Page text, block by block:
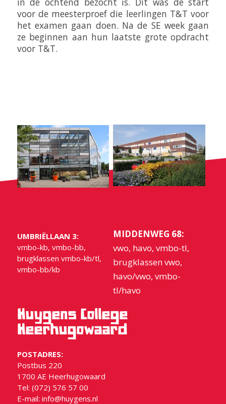
voor de meesterproef die leerlingen T&T voor
het examen gaan doen. Na de SE week gaan
ze beginnen aan hun laatste grote opdracht
voor T&T.
UMBRIËLLAAN 3:
vmbo-kb, vmbo-bb,
brugklassen vmbo-kb/tl,
vmbo-bb/kb
MIDDENWEG 68:
vwo, havo, vmbo-tl,
brugklassen vwo,
havo/vwo, vmbo-
tl/havo
Huygens College
Heerhugowaard
POSTADRES:
Postbus 220
1700 AE Heerhugowaard
Tel: (072) 576 57 00
E-mail: info@huygens.nl